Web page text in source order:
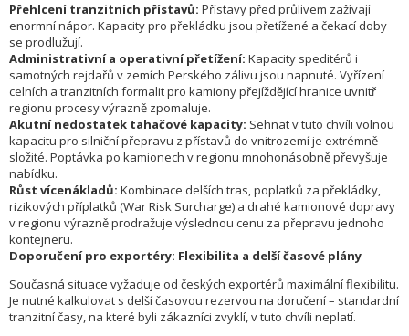
Přehlcení tranzitních přístavů: Přístavy před průlivem zažívají
enormní nápor. Kapacity pro překládku jsou přetížené a čekací doby
se prodlužují.
Administrativní a operativní přetížení: Kapacity speditérů i
samotných rejdařů v zemích Perského zálivu jsou napnuté. Vyřízení
celních a tranzitních formalit pro kamiony přejíždějící hranice uvnitř
regionu procesy výrazně zpomaluje.
Akutní nedostatek tahačové kapacity: Sehnat v tuto chvíli volnou
kapacitu pro silniční přepravu z přístavů do vnitrozemí je extrémně
složité. Poptávka po kamionech v regionu mnohonásobně převyšuje
nabídku.
Růst vícenákladů: Kombinace delších tras, poplatků za překládky,
rizikových příplatků (War Risk Surcharge) a drahé kamionové dopravy
v regionu výrazně prodražuje výslednou cenu za přepravu jednoho
kontejneru.
Doporučení pro exportéry: Flexibilita a delší časové plány
Současná situace vyžaduje od českých exportérů maximální flexibilitu.
Je nutné kalkulovat s delší časovou rezervou na doručení – standardní
tranzitní časy, na které byli zákazníci zvyklí, v tuto chvíli neplatí.